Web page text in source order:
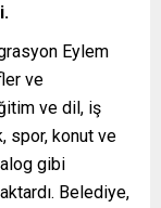
Eylem
ve
ve dil, iş
spor, konut ve
gibi
Belediye,